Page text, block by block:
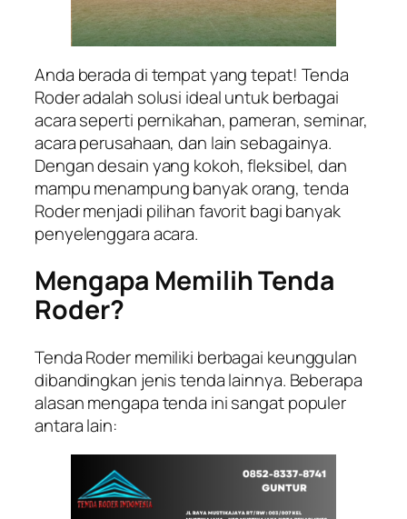
Anda berada di tempat yang tepat! Tenda
Roder adalah solusi ideal untuk berbagai
acara seperti pernikahan, pameran, seminar,
acara perusahaan, dan lain sebagainya.
Dengan desain yang kokoh, fleksibel, dan
mampu menampung banyak orang, tenda
Roder menjadi pilihan favorit bagi banyak
penyelenggara acara.
Mengapa Memilih Tenda
Roder?
Tenda Roder memiliki berbagai keunggulan
dibandingkan jenis tenda lainnya. Beberapa
alasan mengapa tenda ini sangat populer
antara lain: